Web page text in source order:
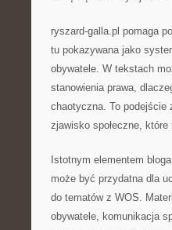
ryszard-galla.pl pomaga
tu pokazywana jako
obywatele. W tekstach
stanowienia prawa,
chaotyczna. To podejście
zjawisko społeczne, które
Istotnym elementem
może być przydatna dla
do tematów z WOS.
obywatele, komunikacja